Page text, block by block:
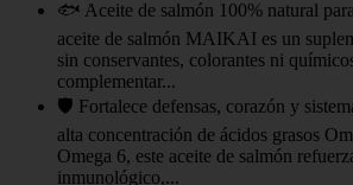
🐟 Aceite de salmón 100% natural
aceite de salmón MAIKAI es un
sin conservantes, colorantes ni
complementar...
🛡️ Fortalece defensas, corazón y
alta concentración de ácidos grasos
Omega 6, este aceite de salmón
inmunológico,...